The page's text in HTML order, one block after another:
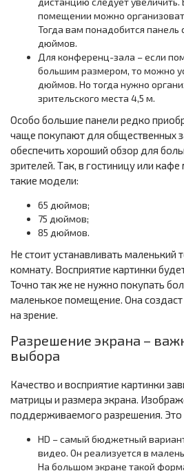
помещении можно
Тогда вам понадобится
дюймов.
Для конференц-зала – если
большим размером, то можно
дюймов. Но тогда нужно
зрительского места 4,5 м.
Особо большие панели редко
чаще покупают для общественных
обеспечить хороший обзор для
зрителей. Так, в гостиницу или
такие модели:
65 дюймов;
75 дюймов;
85 дюймов.
Не стоит устанавливать маленький
комнату. Восприятие картинки
Точно так же не нужно покупать
маленькое помещение. Она
на зрение.
Разрешение экрана –
выбора
Качество и восприятие картинки
матрицы и размера экрана.
поддерживаемого разрешения.
HD – самый бюджетный
видео. Он реализуется в
На большом экране такой